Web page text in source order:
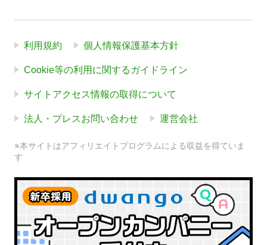
利用規約 個人情報保護基本方針
Cookie等の利用に関するガイドライン
サイトアクセス情報の取得について
法人・プレスお問い合わせ 運営会社
※本サイトはアフィリエイトプログラムによる収益を得ていま
す